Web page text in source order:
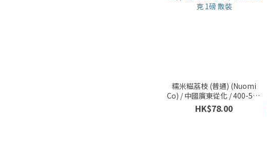
糯米糍荔枝 (普通) (Nuomi
Co) / 中國廣東從化 / 400-500
克 1磅 散裝
HK$78.00